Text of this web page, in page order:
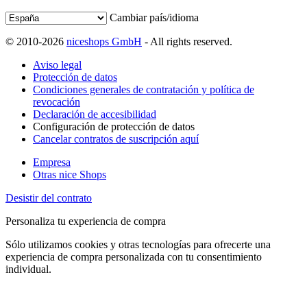
Cambiar país/idioma
© 2010-2026 niceshops GmbH - All rights reserved.
Aviso legal
Protección de datos
Condiciones generales de contratación y política de
revocación
Declaración de accesibilidad
Configuración de protección de datos
Cancelar contratos de suscripción aquí
Empresa
Otras nice Shops
Desistir del contrato
Personaliza tu experiencia de compra
Sólo utilizamos cookies y otras tecnologías para ofrecerte una
experiencia de compra personalizada con tu consentimiento
individual.